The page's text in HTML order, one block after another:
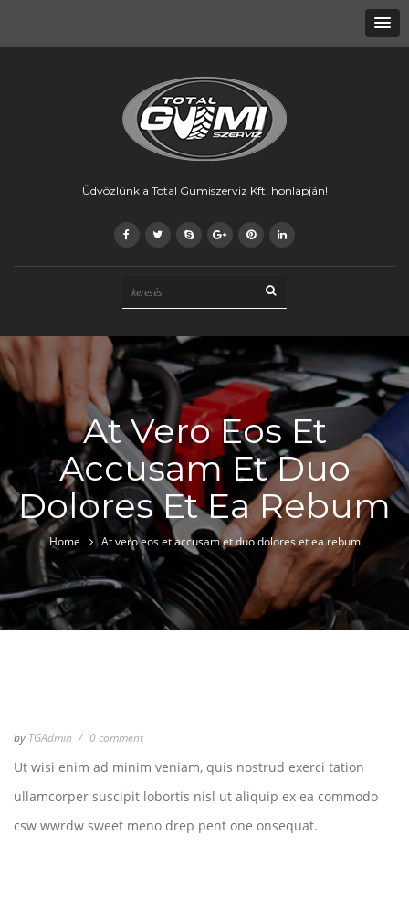
Üdvözlünk a Total Gumiszerviz Kft. honlapján!
At Vero Eos Et
Accusam Et Duo
Dolores Et Ea Rebum
Home At vero eos et accusam et duo dolores et ea rebum
by TGAdmin 0 comment
Ut wisi enim ad minim veniam, quis nostrud exerci tation
ullamcorper suscipit lobortis nisl ut aliquip ex ea commodo
csw wwrdw sweet meno drep pent one onsequat.